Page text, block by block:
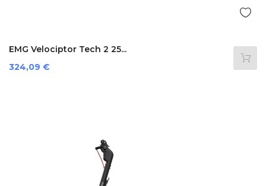
EMG Velociptor Tech 2 25...
Preis
324,09 €